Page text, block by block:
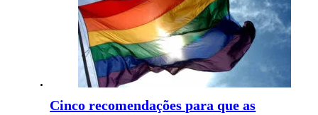
Cinco recomendações para que as